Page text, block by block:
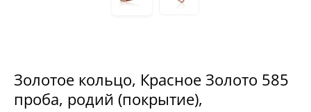
Золотое кольцо, Красное Золото 585
проба, родий (покрытие),